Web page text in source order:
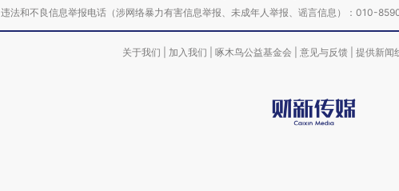
违法和不良信息举报电话（涉网络暴力有害信息举报、未成年人举报、谣言信息）：010-
关于我们 加入我们 啄木鸟公益基金会 意见与反馈 提供新闻